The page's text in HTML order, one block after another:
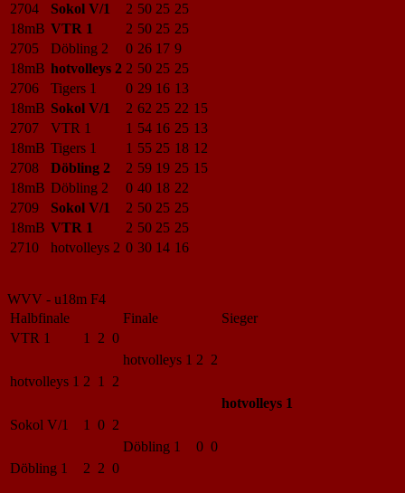
2704
Sokol V/1 2 50 25 25
18mB VTR 1 2 50 25 25
2705
Döbling 2 0 26 17 9
18mB hotvolleys 2 2 50 25 25
2706
Tigers 1 0 29 16 13
18mB Sokol V/1 2 62 25 22 15
2707
VTR 1 1 54 16 25 13
18mB Tigers 1 1 55 25 18 12
2708
Döbling 2 2 59 19 25 15
18mB Döbling 2 0 40 18 22
2709
Sokol V/1 2 50 25 25
18mB VTR 1 2 50 25 25
2710
hotvolleys 2 0 30 14 16
WVV - u18m F4
Halbfinale
Finale
Sieger
VTR 1
1 2 0
hotvolleys 1 2 2
hotvolleys 1 2 1 2
hotvolleys 1
Sokol V/1
1 0 2
Döbling 1
0 0
Döbling 1
2 2 0